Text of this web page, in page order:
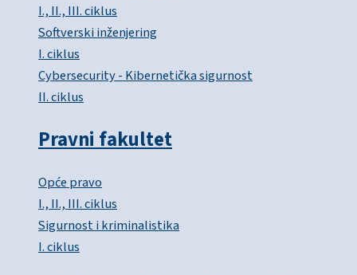
I., II., III. ciklus
Softverski inženjering
I. ciklus
Cybersecurity - Kibernetička sigurnost
II. ciklus
Pravni fakultet
Opće pravo
I., II., III. ciklus
Sigurnost i kriminalistika
I. ciklus